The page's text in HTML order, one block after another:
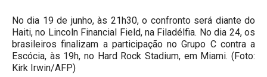
No dia 19 de junho, às 21h30, o confronto será diante do
Haiti, no Lincoln Financial Field, na Filadélfia. No dia 24, os
brasileiros finalizam a participação no Grupo C contra a
Escócia, às 19h, no Hard Rock Stadium, em Miami. (Foto:
Kirk Irwin/AFP)